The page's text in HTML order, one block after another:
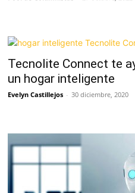
Tecnolite Connect te
un hogar inteligente
Evelyn Castillejos - 30 diciembre, 2020